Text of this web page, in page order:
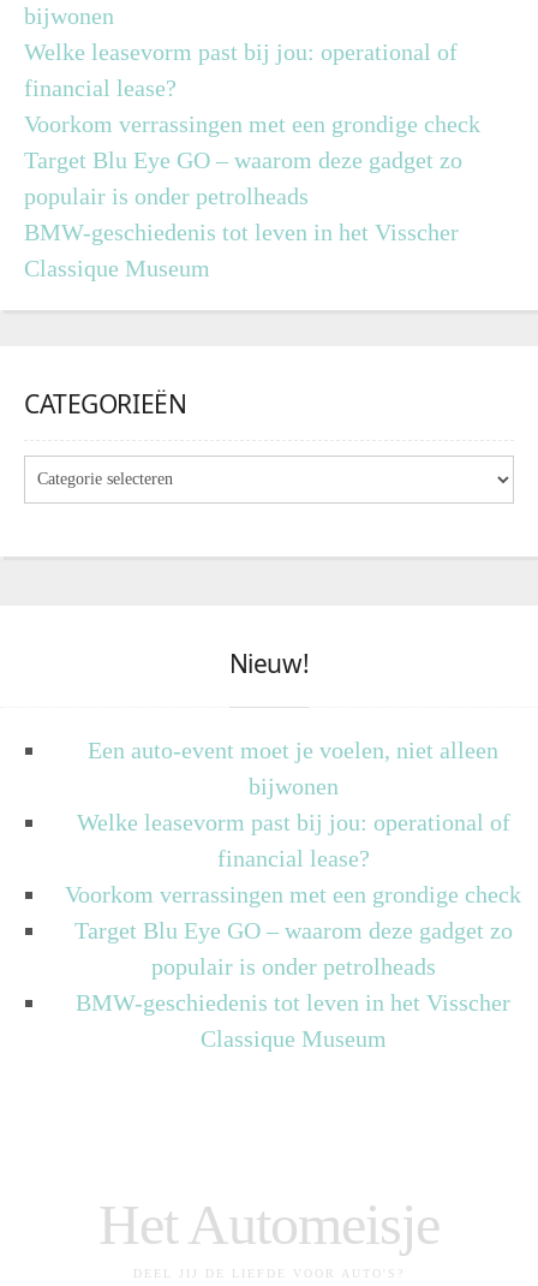
bijwonen
Welke leasevorm past bij jou: operational of
financial lease?
Voorkom verrassingen met een grondige check
Target Blu Eye GO – waarom deze gadget zo
populair is onder petrolheads
BMW-geschiedenis tot leven in het Visscher
Classique Museum
CATEGORIEËN
Nieuw!
Een auto-event moet je voelen, niet alleen
bijwonen
Welke leasevorm past bij jou: operational of
financial lease?
Voorkom verrassingen met een grondige check
Target Blu Eye GO – waarom deze gadget zo
populair is onder petrolheads
BMW-geschiedenis tot leven in het Visscher
Classique Museum
Het Automeisje
DEEL JIJ DE LIEFDE VOOR AUTO'S?